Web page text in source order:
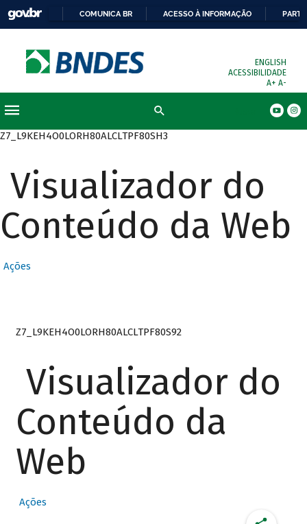
COMUNICA BR ACESSO À INFORMAÇÃO
ENGLISH
ACESSIBILIDADE
A+ A-
Z7_L9KEH4O0LORH80ALCLTPF80SH3
Visualizador do
Conteúdo da Web
Ações
Z7_L9KEH4O0LORH80ALCLTPF80S92
Visualizador do
Conteúdo da
Web
Ações